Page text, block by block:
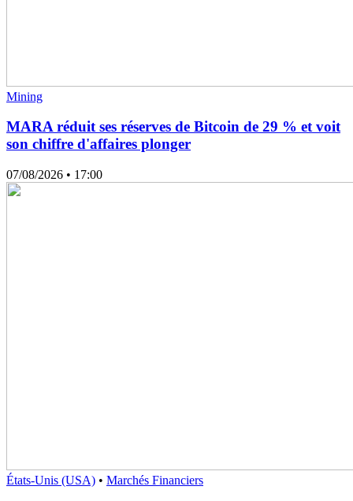
Mining
MARA réduit ses réserves de Bitcoin de 29 % et voit
son chiffre d'affaires plonger
07/08/2026 • 17:00
États-Unis (USA) • Marchés Financiers